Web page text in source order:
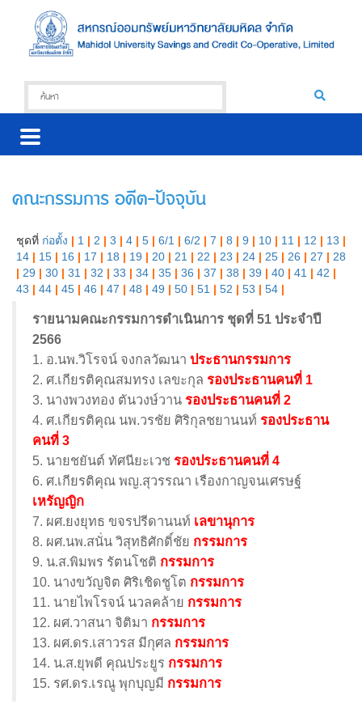
คณะกรรมการ อดีต-ปัจจุบัน
ชุดที่ ก่อตั้ง | 1 | 2 | 3 | 4 | 5 | 6/1 | 6/2 | 7 | 8 | 9 | 10 | 11 | 12 | 13 |
14 | 15 | 16 | 17 | 18 | 19 | 20 | 21 | 22 | 23 | 24 | 25 | 26 | 27 | 28
| 29 | 30 | 31 | 32 | 33 | 34 | 35 | 36 | 37 | 38 | 39 | 40 | 41 | 42 |
43 | 44 | 45 | 46 | 47 | 48 | 49 | 50 | 51 | 52 | 53 | 54 |
รายนามคณะกรรมการดำเนินการ ชุดที่ 51 ประจำปี
2566
1. อ.นพ.วิโรจน์ จงกลวัฒนา ประธานกรรมการ
2. ศ.เกียรติคุณสมทรง เลขะกุล รองประธานคนที่ 1
3. นางพวงทอง ตันวงษ์วาน รองประธานคนที่ 2
4. ศ.เกียรติคุณ นพ.วรชัย ศิริกุลชยานนท์ รองประธาน
คนที่ 3
5. นายชยันต์ ทัศนียะเวช รองประธานคนที่ 4
6. ศ.เกียรติคุณ พญ.สุวรรณา เรืองกาญจนเศรษฐ์
เหรัญญิก
7. ผศ.ยงยุทธ ขจรปรีดานนท์ เลขานุการ
8. ผศ.นพ.สนั่น วิสุทธิศักดิ์ชัย กรรมการ
9. น.ส.พิมพร รัตนโชติ กรรมการ
10. นางขวัญจิต ศิริเชิดชูโต กรรมการ
11. นายไพโรจน์ นวลคล้าย กรรมการ
12. ผศ.วาสนา จิติมา กรรมการ
13. ผศ.ดร.เสาวรส มีกุศล กรรมการ
14. น.ส.ยุพดี คุณประยูร กรรมการ
15. รศ.ดร.เรณู พุกบุญมี กรรมการ